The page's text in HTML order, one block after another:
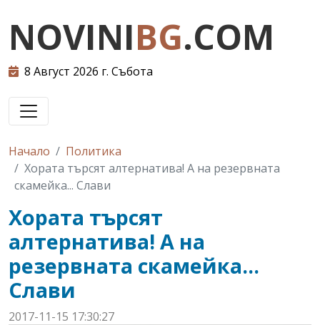
NOVINIBG.COM
8 Август 2026 г. Събота
Начало
Политика
Хората търсят алтернатива! А на резервната
скамейка... Слави
Хората търсят
алтернатива! А на
резервната скамейка...
Слави
2017-11-15 17:30:27